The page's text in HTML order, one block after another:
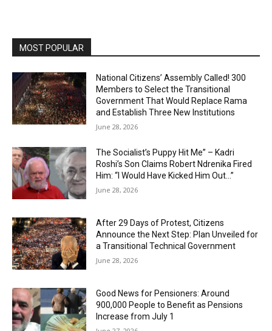
MOST POPULAR
National Citizens’ Assembly Called! 300
Members to Select the Transitional
Government That Would Replace Rama
and Establish Three New Institutions
June 28, 2026
The Socialist’s Puppy Hit Me” – Kadri
Roshi’s Son Claims Robert Ndrenika Fired
Him: “I Would Have Kicked Him Out…”
June 28, 2026
After 29 Days of Protest, Citizens
Announce the Next Step: Plan Unveiled for
a Transitional Technical Government
June 28, 2026
Good News for Pensioners: Around
900,000 People to Benefit as Pensions
Increase from July 1